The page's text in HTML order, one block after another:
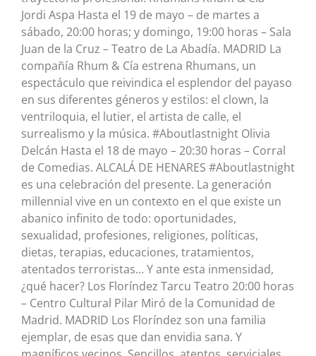
Jordi Aspa Hasta el 19 de mayo – de martes a
sábado, 20:00 horas; y domingo, 19:00 horas – Sala
Juan de la Cruz – Teatro de La Abadía. MADRID La
compañía Rhum & Cía estrena Rhumans, un
espectáculo que reivindica el esplendor del payaso
en sus diferentes géneros y estilos: el clown, la
ventriloquia, el lutier, el artista de calle, el
surrealismo y la música. #Aboutlastnight Olivia
Delcán Hasta el 18 de mayo – 20:30 horas – Corral
de Comedias. ALCALÁ DE HENARES #Aboutlastnight
es una celebración del presente. La generación
millennial vive en un contexto en el que existe un
abanico infinito de todo: oportunidades,
sexualidad, profesiones, religiones, políticas,
dietas, terapias, educaciones, tratamientos,
atentados terroristas… Y ante esta inmensidad,
¿qué hacer? Los Floríndez Tarcu Teatro 20:00 horas
– Centro Cultural Pilar Miró de la Comunidad de
Madrid. MADRID Los Floríndez son una familia
ejemplar, de esas que dan envidia sana. Y